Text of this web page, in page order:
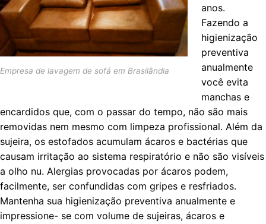
Empresa de lavagem de sofá em Brasilândia
anos.
Fazendo a
higienização
preventiva
anualmente
você evita
manchas e
encardidos que, com o passar do tempo, não são mais
removidas nem mesmo com limpeza profissional. Além da
sujeira, os estofados acumulam ácaros e bactérias que
causam irritação ao sistema respiratório e não são visíveis
a olho nu. Alergias provocadas por ácaros podem,
facilmente, ser confundidas com gripes e resfriados.
Mantenha sua higienização preventiva anualmente e
impressione- se com volume de sujeiras, ácaros e